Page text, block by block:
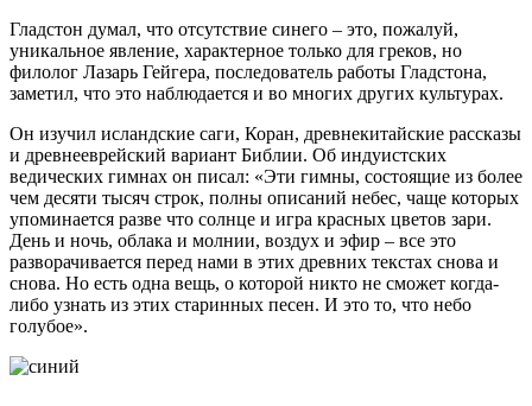
Гладстон думал, что отсутствие синего – это, пожалуй,
уникальное явление, характерное только для греков, но
филолог Лазарь Гейгера, последователь работы Гладстона,
заметил, что это наблюдается и во многих других культурах.
Он изучил исландские саги, Коран, древнекитайские рассказы
и древнееврейский вариант Библии. Об индуистских
ведических гимнах он писал: «Эти гимны, состоящие из более
чем десяти тысяч строк, полны описаний небес, чаще которых
упоминается разве что солнце и игра красных цветов зари.
День и ночь, облака и молнии, воздух и эфир – все это
разворачивается перед нами в этих древних текстах снова и
снова. Но есть одна вещь, о которой никто не сможет когда-
либо узнать из этих старинных песен. И это то, что небо
голубое».